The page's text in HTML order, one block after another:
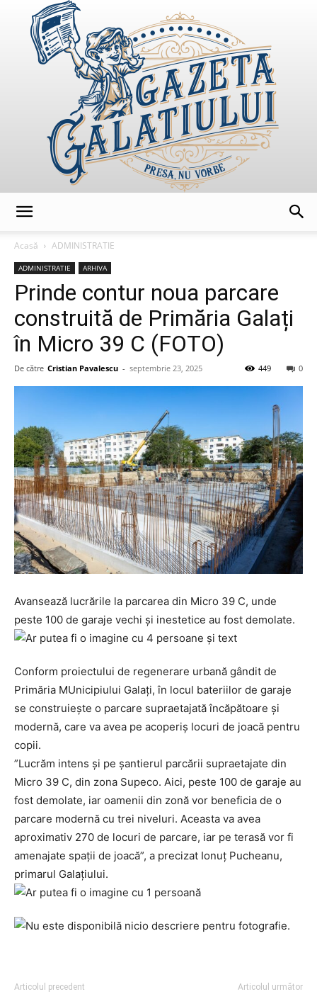
Acasă
ADMINISTRATIE
ADMINISTRATIE ARHIVA
Prinde contur noua parcare
construită de Primăria Galați
în Micro 39 C (FOTO)
De către Cristian Pavalescu - septembrie 23, 2025 0
449
Avansează lucrările la parcarea din Micro 39 C, unde
peste 100 de garaje vechi și inestetice au fost demolate.
Conform proiectului de regenerare urbană gândit de
Primăria MUnicipiului Galați, în locul bateriilor de garaje
se construiește o parcare supraetajată încăpătoare și
modernă, care va avea pe acoperiș locuri de joacă pentru
copii.
”Lucrăm intens și pe șantierul parcării supraetajate din
Micro 39 C, din zona Supeco. Aici, peste 100 de garaje au
fost demolate, iar oamenii din zonă vor beneficia de o
parcare modernă cu trei niveluri. Aceasta va avea
aproximativ 270 de locuri de parcare, iar pe terasă vor fi
amenajate spații de joacă”, a precizat Ionuț Pucheanu,
primarul Galațiului.
Articolul precedent Articolul următor